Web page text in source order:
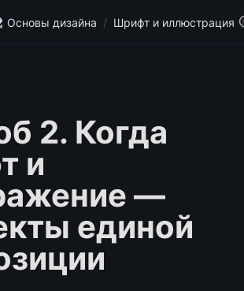
Основы дизайна / Шрифт и иллюстрация /
2. Когда
и
—
единой